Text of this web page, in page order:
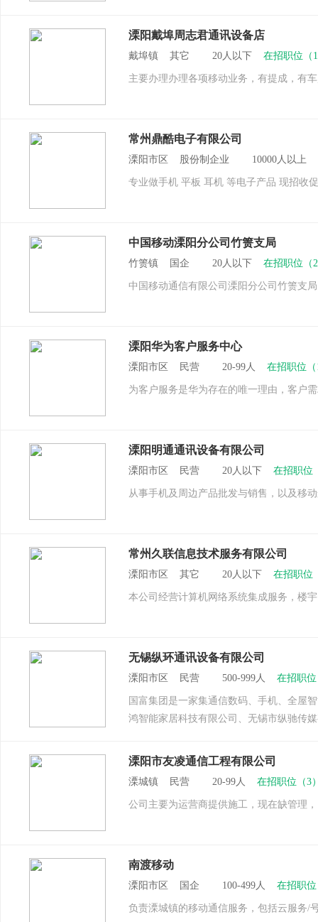
溧阳戴埠周志君通讯设备店
戴埠镇 其它 20人以下 在招职位（
主要办理办理各项移动业务，有提成，有
常州鼎酷电子有限公司
溧阳市区 股份制企业 10000人以上
专业做手机 平板 耳机 等电子产品 现招收
中国移动溧阳分公司竹箦支局
竹箦镇 国企 20人以下 在招职位（
中国移动通信有限公司溧阳分公司竹箦支
溧阳华为客户服务中心
溧阳市区 民营 20-99人 在招职位（
为客户服务是华为存在的唯一理由，客户
溧阳明通通讯设备有限公司
溧阳市区 民营 20人以下 在招职位
从事手机及周边产品批发与销售，以及移
常州久联信息技术服务有限公司
溧阳市区 其它 20人以下 在招职位
本公司经营计算机网络系统集成服务，楼
无锡纵环通讯设备有限公司
溧阳市区 民营 500-999人 在招职
国富集团是一家集通信数码、手机、全屋
鸿智能家居科技有限公司、无锡市纵驰传
溧阳市友凌通信工程有限公司
溧城镇 民营 20-99人 在招职位（3
公司主要为运营商提供施工，现在缺管理
南渡移动
溧阳市区 国企 100-499人 在招职
负责溧城镇的移动通信服务，包括云服务/